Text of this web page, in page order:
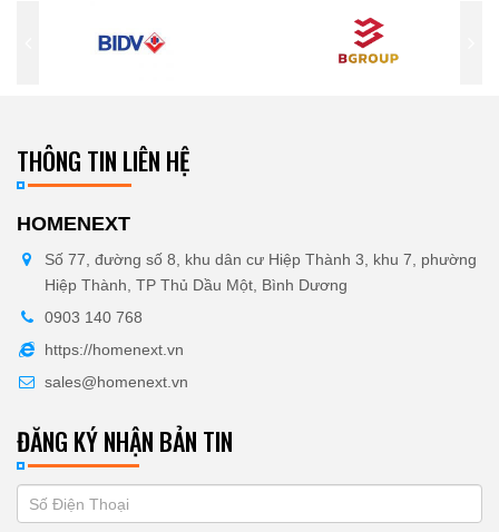
THÔNG TIN LIÊN HỆ
HOMENEXT
Số 77, đường số 8, khu dân cư Hiệp Thành 3, khu 7, phường
Hiệp Thành, TP Thủ Dầu Một, Bình Dương
0903 140 768
https://homenext.vn
sales@homenext.vn
ĐĂNG KÝ NHẬN BẢN TIN
ĐĂNG
you